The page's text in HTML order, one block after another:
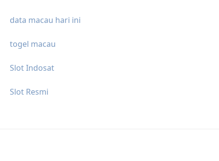
data macau hari ini
togel macau
Slot Indosat
Slot Resmi